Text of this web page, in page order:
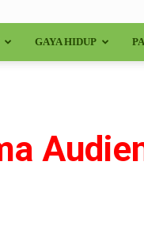
GAYA HIDUP